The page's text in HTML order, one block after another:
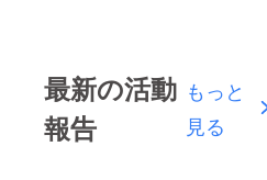
最新の活動
報告
もっと
見る